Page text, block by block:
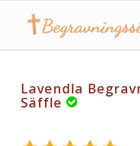
Lavendla
Säffle